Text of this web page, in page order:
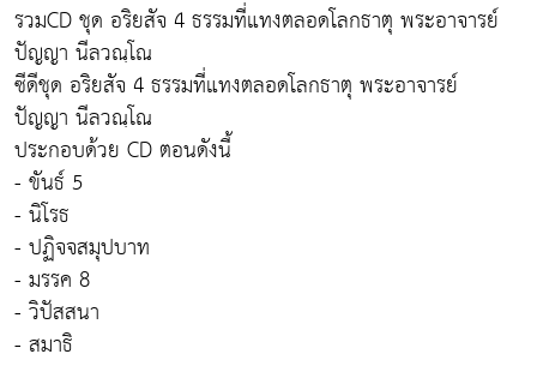
รวมCD ชุด อริยสัจ 4 ธรรมที่แทงตลอดโลกธาตุ พระอาจารย์
ปัญญา นีลวณฺโณ
ซีดีชุด อริยสัจ 4 ธรรมที่แทงตลอดโลกธาตุ พระอาจารย์
ปัญญา นีลวณฺโณ
ประกอบด้วย CD ตอนดังนี้
- ขันธ์ 5
- นิโรธ
- ปฏิจจสมุปบาท
- มรรค 8
- วิปัสสนา
- สมาธิ